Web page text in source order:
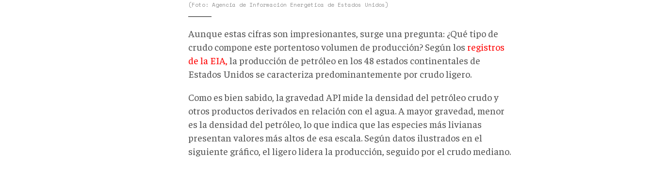
(Foto: Agencia de Información Energética de Estados Unidos)
Aunque estas cifras son impresionantes, surge una pregunta: ¿Qué tipo de
crudo compone este portentoso volumen de producción? Según los registros
de la EIA, la producción de petróleo en los 48 estados continentales de
Estados Unidos se caracteriza predominantemente por crudo ligero.
Como es bien sabido, la gravedad APImide la densidad del petróleo crudo y
otros productos derivados en relación con el agua. A mayor gravedad, menor
es la densidad del petróleo, lo que indica que las especies más livianas
presentan valoresmás altos de esa escala. Según datos ilustrados en el
siguiente gráfico, el ligero lidera la producción, seguido por el crudo mediano.